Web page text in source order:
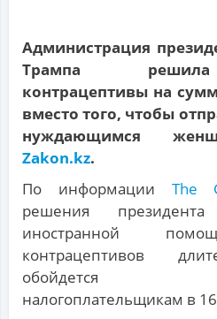
Администрация
Трампа
контрацептивы на
вместо того, чтобы
нуждающимся
Zakon.kz.
По информации The
решения
иностранной
контрацептивов
обойдется
налогоплательщикам в